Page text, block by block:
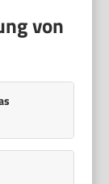
von